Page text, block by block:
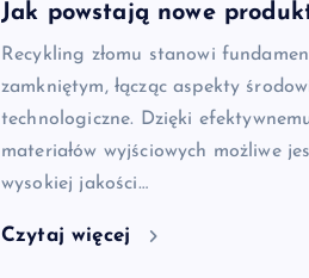
Jak powstają nowe
Recykling złomu stanowi
zamkniętym, łącząc aspekty
technologiczne. Dzięki
materiałów wyjściowych możliwe
wysokiej jakości…
Czytaj więcej